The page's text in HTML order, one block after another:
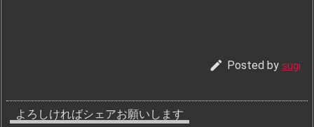
 Posted by sugi
よろしければシェアお願いします